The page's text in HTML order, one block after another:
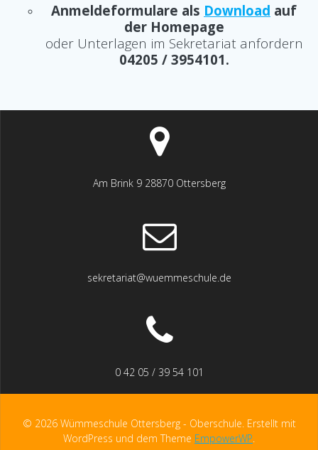
Anmeldeformulare als Download auf
der Homepage
oder Unterlagen im Sekretariat anfordern
04205 / 3954101.
Am Brink 9 28870 Ottersberg
sekretariat@wuemmeschule.de
0 42 05 / 39 54 101
© 2026 Wümmeschule Ottersberg - Oberschule. Erstellt mit
WordPress und dem Theme EmpowerWP.